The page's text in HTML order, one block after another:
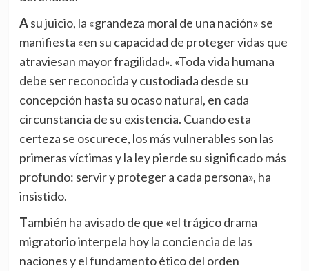
A su juicio, la «grandeza moral de una nación» se
manifiesta «en su capacidad de proteger vidas que
atraviesan mayor fragilidad». «Toda vida humana
debe ser reconocida y custodiada desde su
concepción hasta su ocaso natural, en cada
circunstancia de su existencia. Cuando esta
certeza se oscurece, los más vulnerables son las
primeras víctimas y la ley pierde su significado más
profundo: servir y proteger a cada persona», ha
insistido.
También ha avisado de que «el trágico drama
migratorio interpela hoy la conciencia de las
naciones y el fundamento ético del orden